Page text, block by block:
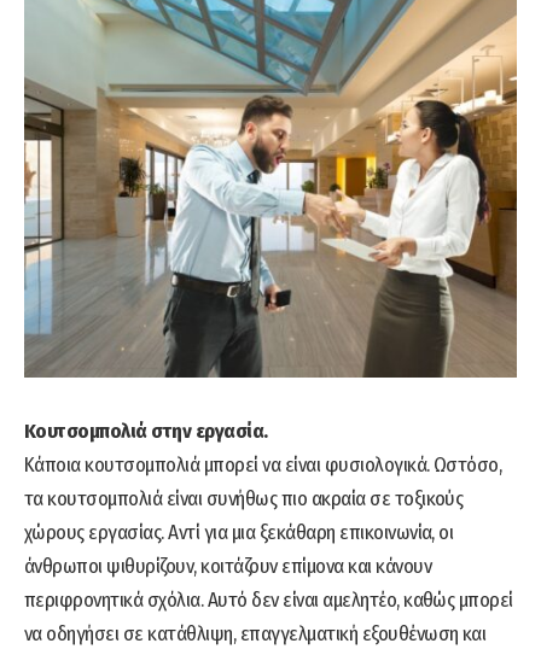
Κουτσομπολιά στην εργασία.
Κάποια κουτσομπολιά μπορεί να είναι φυσιολογικά. Ωστόσο,
τα κουτσομπολιά είναι συνήθως πιο ακραία σε τοξικούς
χώρους εργασίας. Αντί για μια ξεκάθαρη επικοινωνία, οι
άνθρωποι ψιθυρίζουν, κοιτάζουν επίμονα και κάνουν
περιφρονητικά σχόλια. Αυτό δεν είναι αμελητέο, καθώς μπορεί
να οδηγήσει σε κατάθλιψη, επαγγελματική εξουθένωση και